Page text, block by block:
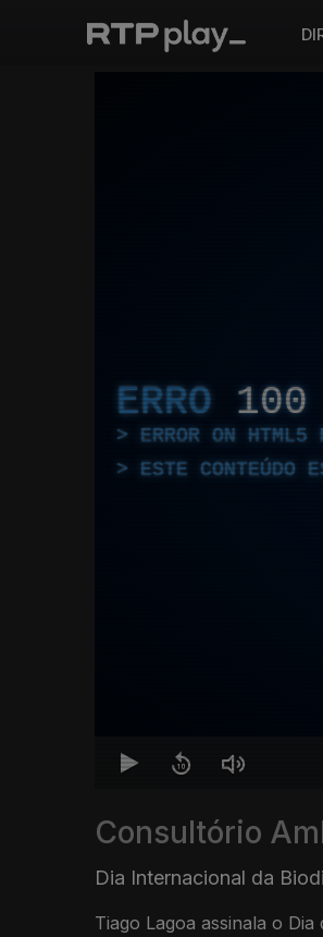
ERRO 100
ERROR ON HTML5
ESTE CONTEÚDO
Consultório
Dia Internacional da
Tiago Lagoa assinala o